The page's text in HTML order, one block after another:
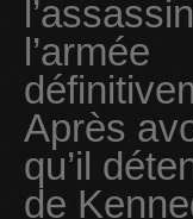
l’armée
Après
qu’il
de